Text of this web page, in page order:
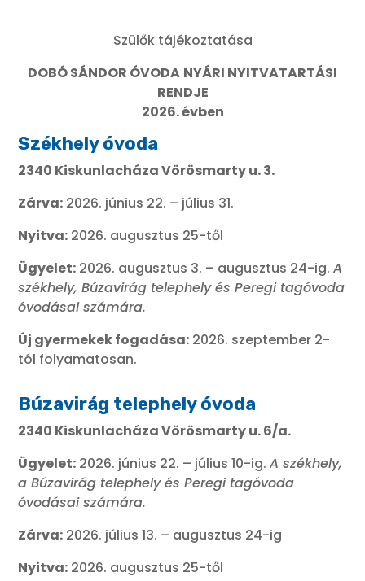
Szülők tájékoztatása
DOBÓ SÁNDOR ÓVODA NYÁRI NYITVATARTÁSI
RENDJE
2026. évben
Székhely óvoda
2340 Kiskunlacháza Vörösmarty u. 3.
Zárva: 2026. június 22. – július 31.
Nyitva: 2026. augusztus 25-től
Ügyelet: 2026. augusztus 3. – augusztus 24-ig.A
székhely, Búzavirág telephely és Peregi tagóvoda
óvodásai számára.
Új gyermekek fogadása: 2026. szeptember 2-
tól folyamatosan.
Búzavirág telephely óvoda
2340 Kiskunlacháza Vörösmarty u. 6/a.
Ügyelet: 2026. június 22. – július 10-ig.A székhely,
a Búzavirág telephely és Peregi tagóvoda
óvodásai számára.
Zárva: 2026. július 13. – augusztus 24-ig
Nyitva: 2026. augusztus 25-től